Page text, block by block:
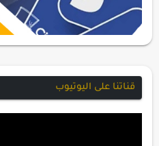
قناتنا على اليوتيوب